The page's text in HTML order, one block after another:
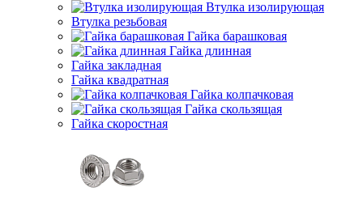
Втулка изолирующая
Втулка резьбовая
Гайка барашковая
Гайка длинная
Гайка закладная
Гайка квадратная
Гайка колпачковая
Гайка скользящая
Гайка скоростная